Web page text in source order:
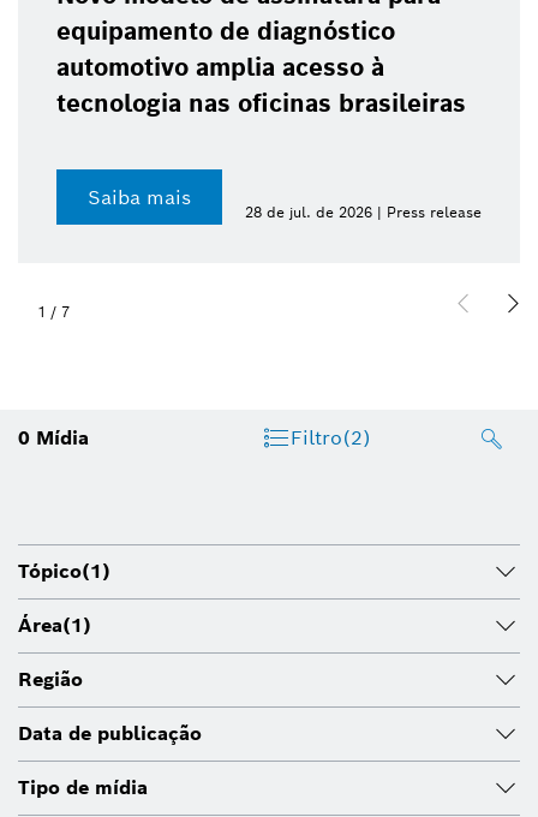
equipamento de diagnóstico
automotivo amplia acesso à
tecnologia nas oficinas brasileiras
Saiba mais
28 de jul. de 2026 | Press release
1 / 7
0 Mídia Filtro(2)
Tópico(1)
Área(1)
Região
Data de publicação
Tipo de mídia